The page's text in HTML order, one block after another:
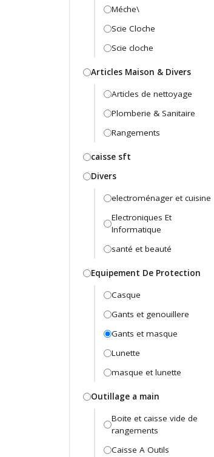
Méche\
Scie Cloche
Scie cloche
Articles Maison & Divers
Articles de nettoyage
Plomberie & Sanitaire
Rangements
caisse sft
Divers
electroménager et cuisine
Electroniques Et
Informatique
santé et beauté
Equipement De Protection
Casque
Gants et genouillere
Gants et masque
Lunette
masque et lunette
Outillage a main
Boite et caisse vide de
rangements
Caisse A Outils